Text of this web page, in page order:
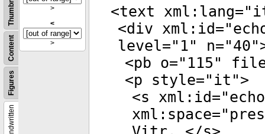
Handwritten
Figures
Content
>
<
>
<text xml:lang="
<div xml:id="
level=" 1" n="40
<pb o=" 115 "
<p style=" it ">
<s xml:id="
xml:space="